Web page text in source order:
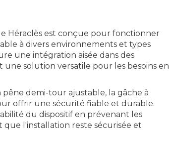
Héraclès est conçue pour fonctionner
à divers environnements et types
une intégration aisée dans des
solution versatile pour les besoins en
demi-tour ajustable, la gâche à
offrir une sécurité fiable et durable.
du dispositif en prévenant les
que l'installation reste sécurisée et